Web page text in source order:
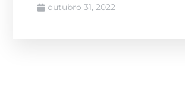
outubro 31, 2022